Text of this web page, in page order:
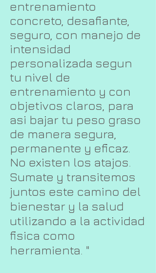
entrenamiento
concreto, desafiante,
seguro, con manejo de
intensidad
personalizada segun
tu nivel de
entrenamiento y con
objetivos claros, para
asi bajar tu peso graso
de manera segura,
permanente y eficaz.
No existen los atajos.
Sumate y transitemos
juntos este camino del
bienestar y la salud
utilizando a la actividad
fisica como
herramienta. "